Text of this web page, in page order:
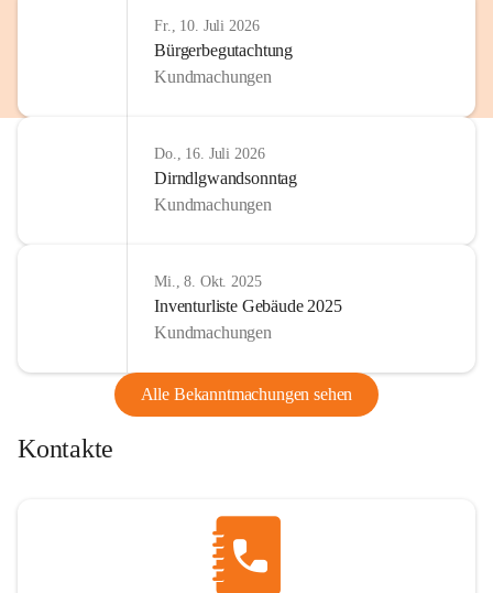
Fr., 10. Juli 2026
Bürgerbegutachtung
Kundmachungen
Do., 16. Juli 2026
Dirndlgwandsonntag
Kundmachungen
Mi., 8. Okt. 2025
Inventurliste Gebäude 2025
Kundmachungen
Alle Bekanntmachungen sehen
Kontakte